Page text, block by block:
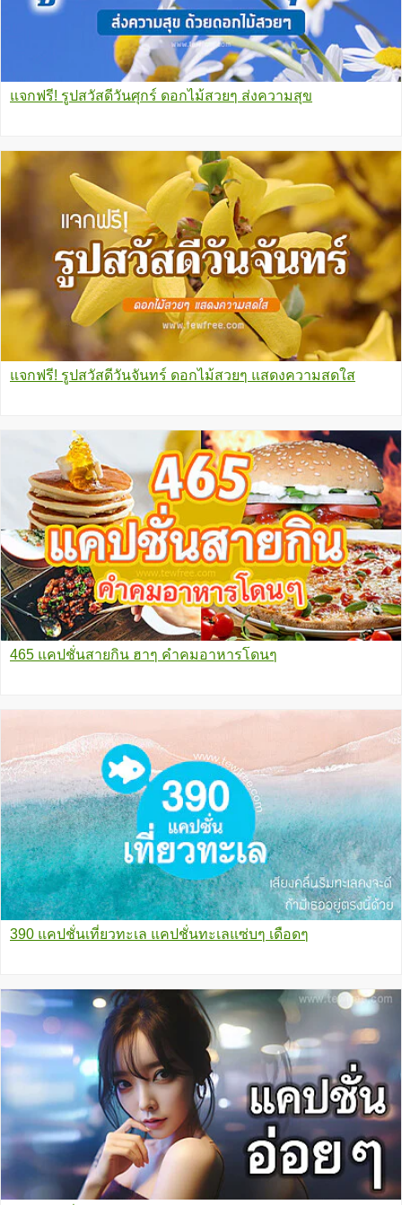
แจกฟรี! รูปสวัสดีวันศุกร์ ดอกไม้สวยๆ ส่งความสุข
แจกฟรี! รูปสวัสดีวันจันทร์ ดอกไม้สวยๆ แสดงความสดใส
465 แคปชั่นสายกิน ฮาๆ คำคมอาหารโดนๆ
390 แคปชั่นเที่ยวทะเล แคปชั่นทะเลแซ่บๆ เดือดๆ